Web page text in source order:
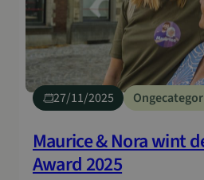
27/11/2025
Maurice & Nora wint
Award 2025